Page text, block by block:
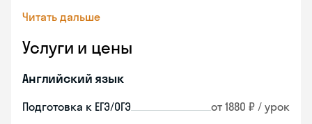
Читать дальше
Услуги и цены
Английский язык
Подготовка к ЕГЭ/ОГЭ от 1880 ₽ / урок